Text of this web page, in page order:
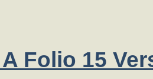
Folio 15